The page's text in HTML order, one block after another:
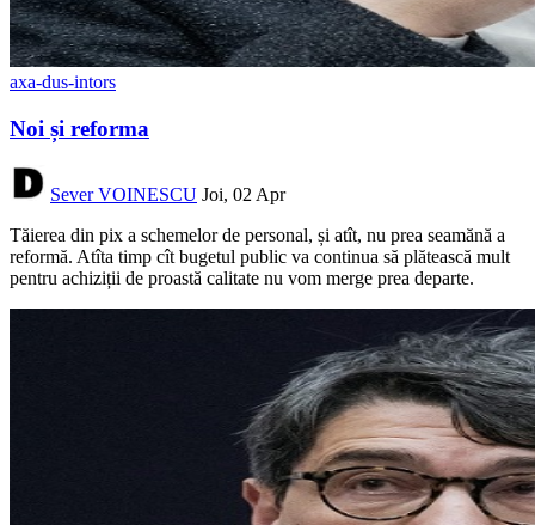
axa-dus-intors
Noi și reforma
Sever VOINESCU Joi, 02 Apr
Tăierea din pix a schemelor de personal, și atît, nu prea seamănă a
reformă. Atîta timp cît bugetul public va continua să plătească mult
pentru achiziții de proastă calitate nu vom merge prea departe.